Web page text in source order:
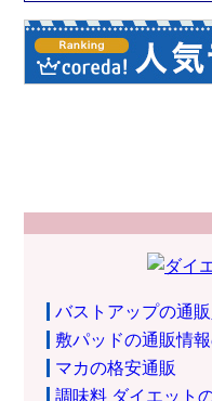
バストアップの通
敷パッドの通販情
マカの格安通販
調味料 ダイエット